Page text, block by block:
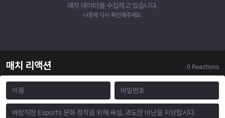
매치 데이터를 수집하고 있습니다.
나중에 다시 확인해주세요.
매치 리액션 0 Reactions